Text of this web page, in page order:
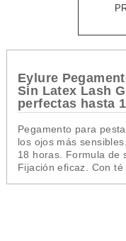
Eylure
Sin Latex Lash
perfectas hasta
Pegamento para
los ojos más
18 horas. Formula de
Fijación eficaz. Con té